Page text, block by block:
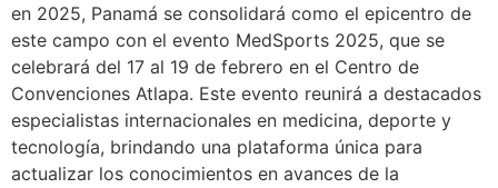
en 2025, Panamá se consolidará como el epicentro de
este campo con el evento MedSports 2025, que se
celebrará del 17 al 19 de febrero en el Centro de
Convenciones Atlapa. Este evento reunirá a destacados
especialistas internacionales en medicina, deporte y
tecnología, brindando una plataforma única para
actualizar los conocimientos en avances de la